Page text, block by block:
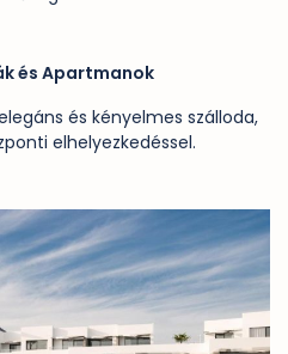
és Apartmanok
és kényelmes szálloda,
elhelyezkedéssel.